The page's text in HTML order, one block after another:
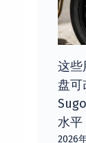
这些
盘可
水平
2026